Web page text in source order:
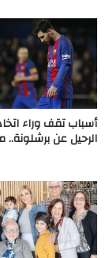
أسباب تقف وراء
الرحيل عن